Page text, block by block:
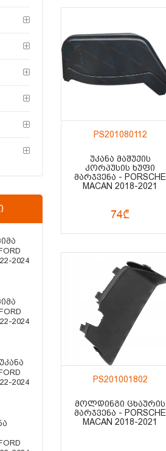
2024
2024
2024
PS201080112
ᲣᲙᲐᲜᲐ ᲛᲐᲨᲣᲥᲘᲡ
ᲙᲝᲠᲞᲣᲡᲘᲡ ᲮᲣᲤᲘ
ᲛᲐᲠᲯᲕᲔᲜᲐ - PORSCHE
MACAN 2018-2021
74₾
PS201001802
ᲛᲝᲚᲓᲘᲜᲒᲘ ᲪᲮᲐᲣᲠᲘᲡ
ᲛᲐᲠᲯᲕᲔᲜᲐ - PORSCHE
MACAN 2018-2021